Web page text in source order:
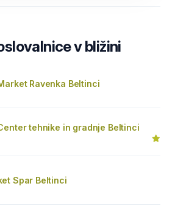
v bližini
Ravenka Beltinci
tehnike in gradnje Beltinci
Spar Beltinci